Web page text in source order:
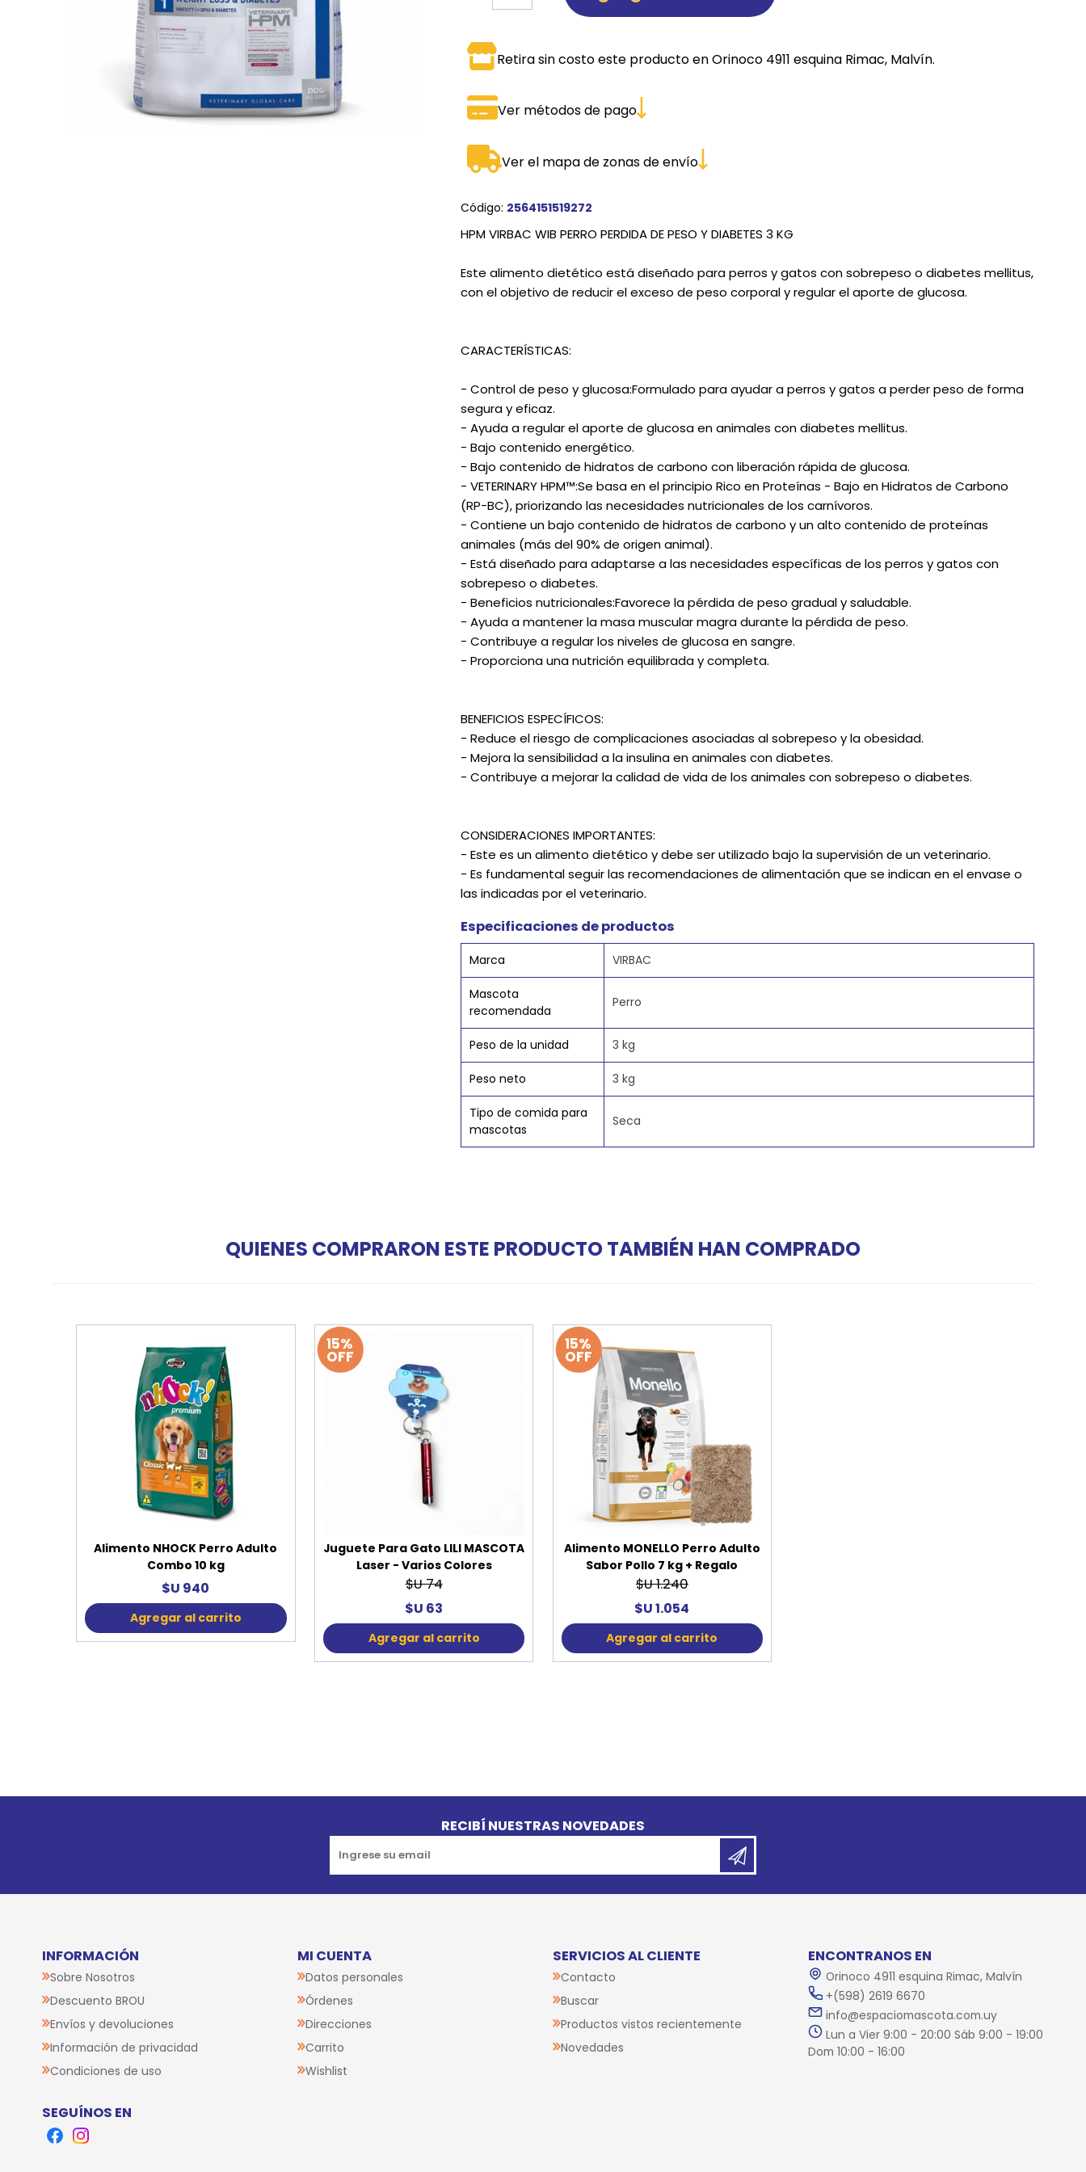
JUGUETES
COMEDEROS Y BEBEDEROS
ROPA
TRANSPORTADORAS
CAMAS THREE DOGS
Ver todas
Retira sin costo este producto en Orinoco 4911 esquina Rimac, Malvín.
Ver métodos de pago
Ver el mapa de zonas de envío
Código: 2564151519272
HPM VIRBAC WIB PERRO PERDIDA DE PESO Y DIABETES 3 KG
Este alimento dietético está diseñado para perros y gatos con sobrepeso o diabetes mellitus,
con el objetivo de reducir el exceso de peso corporal y regular el aporte de glucosa.
CARACTERÍSTICAS:
- Control de peso y glucosa:Formulado para ayudar a perros y gatos a perder peso de forma
segura y eficaz.
- Ayuda a regular el aporte de glucosa en animales con diabetes mellitus.
- Bajo contenido energético.
- Bajo contenido de hidratos de carbono con liberación rápida de glucosa.
- VETERINARY HPM™:Se basa en el principio Rico en Proteínas - Bajo en Hidratos de Carbono
(RP-BC), priorizando las necesidades nutricionales de los carnívoros.
- Contiene un bajo contenido de hidratos de carbono y un alto contenido de proteínas
animales (más del 90% de origen animal).
- Está diseñado para adaptarse a las necesidades específicas de los perros y gatos con
sobrepeso o diabetes.
- Beneficios nutricionales:Favorece la pérdida de peso gradual y saludable.
- Ayuda a mantener la masa muscular magra durante la pérdida de peso.
- Contribuye a regular los niveles de glucosa en sangre.
- Proporciona una nutrición equilibrada y completa.
BENEFICIOS ESPECÍFICOS:
- Reduce el riesgo de complicaciones asociadas al sobrepeso y la obesidad.
- Mejora la sensibilidad a la insulina en animales con diabetes.
- Contribuye a mejorar la calidad de vida de los animales con sobrepeso o diabetes.
CONSIDERACIONES IMPORTANTES:
- Este es un alimento dietético y debe ser utilizado bajo la supervisión de un veterinario.
- Es fundamental seguir las recomendaciones de alimentación que se indican en el envase o
las indicadas por el veterinario.
Especificaciones de productos
Marca VIRBAC
Mascota
recomendada
Perro
Peso de la unidad 3 kg
Peso neto 3 kg
Tipo de comida para
mascotas
Seca
QUIENES COMPRARON ESTE PRODUCTO TAMBIÉN HAN COMPRADO
Alimento NHOCK Perro Adulto
Combo 10 kg
$U 940
Agregar al carrito
15%
OFF
Juguete Para Gato LILI MASCOTA
Laser - Varios Colores
$U 74
$U 63
Agregar al carrito
15%
OFF
Alimento MONELLO Perro Adulto
Sabor Pollo 7 kg + Regalo
$U 1.240
$U 1.054
Agregar al carrito
RECIBÍ NUESTRAS NOVEDADES
INFORMACIÓN
Sobre Nosotros
Descuento BROU
Envíos y devoluciones
Información de privacidad
Condiciones de uso
MI CUENTA
Datos personales
Órdenes
Direcciones
Carrito
Wishlist
SERVICIOS AL CLIENTE
Contacto
Buscar
Productos vistos recientemente
Novedades
ENCONTRANOS EN
Orinoco 4911 esquina Rimac, Malvín
+(598) 2619 6670
info@espaciomascota.com.uy
Lun a Vier 9:00 - 20:00 Sáb 9:00 - 19:00
Dom 10:00 - 16:00
SEGUÍNOS EN
FacebookInstagram